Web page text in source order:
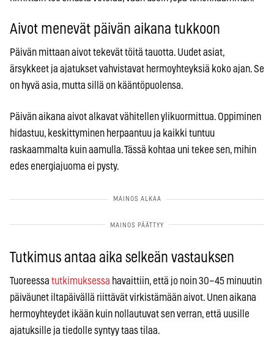
Aivot menevät päivän aikana tukkoon
Päivän mittaan aivot tekevät töitä tauotta. Uudet asiat,
ärsykkeet ja ajatukset vahvistavat hermoyhteyksiä koko ajan. Se
on hyvä asia, mutta sillä on kääntöpuolensa.
Päivän aikana aivot alkavat vähitellen ylikuormittua. Oppiminen
hidastuu, keskittyminen herpaantuu ja kaikki tuntuu
raskaammalta kuin aamulla. Tässä kohtaa uni tekee sen, mihin
edes energiajuoma ei pysty.
Tutkimus antaa aika selkeän vastauksen
Tuoreessa tutkimuksessa havaittiin, että jo noin 30–45 minuutin
päiväunet iltapäivällä riittävät virkistämään aivot. Unen aikana
hermoyhteydet ikään kuin nollautuvat sen verran, että uusille
ajatuksille ja tiedolle syntyy taas tilaa.